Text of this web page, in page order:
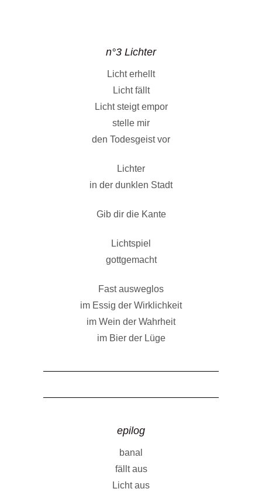
n°3 Lichter
Licht erhellt
Licht fällt
Licht steigt empor
stelle mir
den Todesgeist vor
Lichter
in der dunklen Stadt
Gib dir die Kante
Lichtspiel
gottgemacht
Fast ausweglos
im Essig der Wirklichkeit
im Wein der Wahrheit
im Bier der Lüge
epilog
banal
fällt aus
Licht aus